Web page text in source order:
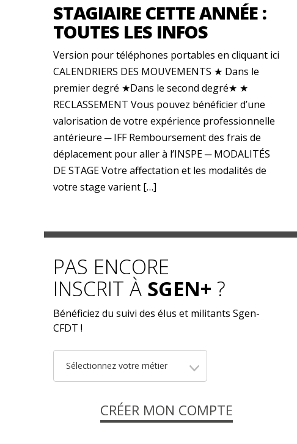
STAGIAIRE CETTE ANNÉE :
TOUTES LES INFOS
Version pour téléphones portables en cliquant ici
CALENDRIERS DES MOUVEMENTS ★ Dans le
premier degré ★Dans le second degré★ ★
RECLASSEMENT Vous pouvez bénéficier d’une
valorisation de votre expérience professionnelle
antérieure ─ IFF Remboursement des frais de
déplacement pour aller à l’INSPE ─ MODALITÉS
DE STAGE Votre affectation et les modalités de
votre stage varient […]
PAS ENCORE
INSCRIT À SGEN+ ?
Bénéficiez du suivi des élus et militants Sgen-
CFDT !
Sélectionnez votre métier
CRÉER MON COMPTE